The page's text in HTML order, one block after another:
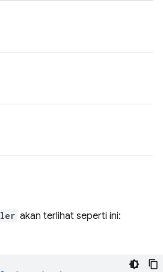
akan terlihat seperti ini: